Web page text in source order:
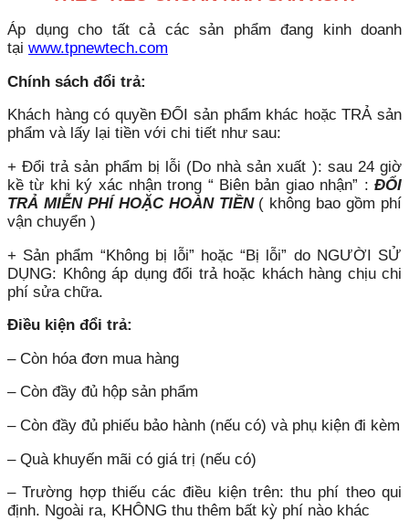
Áp dụng cho tất cả các sản phẩm đang kinh doanh
tại www.tpnewtech.com
Chính sách đổi trả:
Khách hàng có quyền ĐỔI sản phẩm khác hoặc TRẢ sản
phẩm và lấy lại tiền với chi tiết như sau:
+ Đổi trả sản phẩm bị lỗi (Do nhà sản xuất ): sau 24 giờ
kề từ khi ký xác nhận trong “ Biên bản giao nhận” : ĐỔI
TRẢ MIỄN PHÍ HOẶC HOÀN TIỀN( không bao gồm phí
vận chuyển )
+ Sản phẩm “Không bị lỗi” hoặc “Bị lỗi” do NGƯỜI SỬ
DỤNG: Không áp dụng đổi trả hoặc khách hàng chịu chi
phí sửa chữa.
Điều kiện đổi trả:
– Còn hóa đơn mua hàng
– Còn đầy đủ hộp sản phẩm
– Còn đầy đủ phiếu bảo hành (nếu có) và phụ kiện đi kèm
– Quà khuyến mãi có giá trị (nếu có)
– Trường hợp thiếu các điều kiện trên: thu phí theo qui
định. Ngoài ra, KHÔNG thu thêm bất kỳ phí nào khác